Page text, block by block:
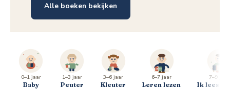
Alle boeken bekijken
0–1 jaar
Baby
1–3 jaar
Peuter
3–6 jaar
Kleuter
6–7 jaar
Leren lezen
7–9 jaar
Ik lees al